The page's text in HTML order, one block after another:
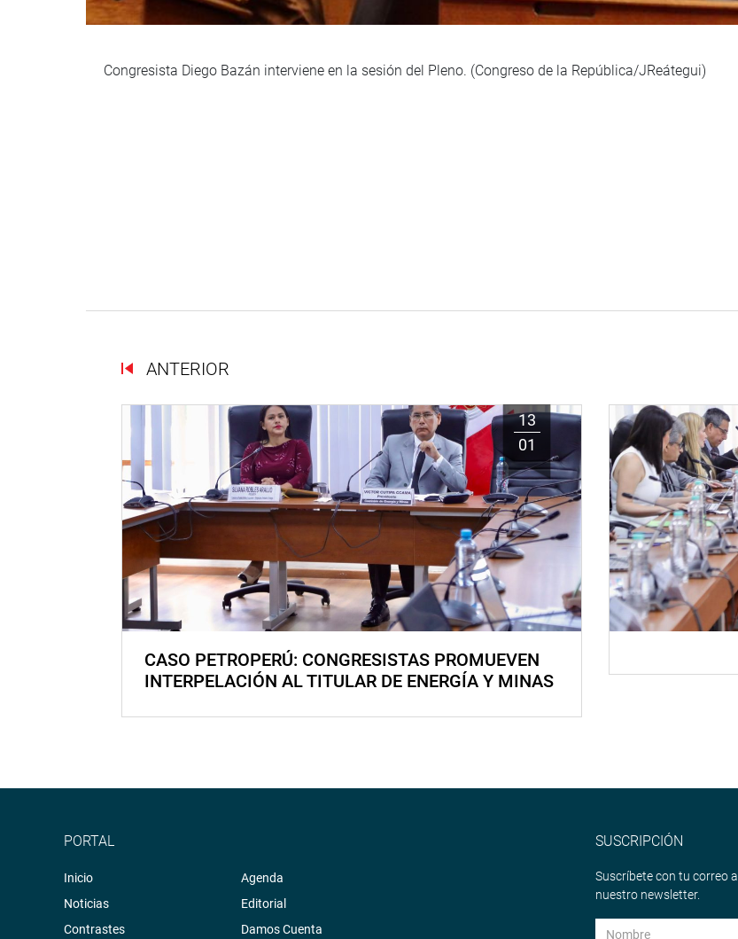
Congresista Diego Bazán interviene en la sesión del Pleno. (Congreso de la República/JReátegui)
ANTERIOR
13
01
CASO PETROPERÚ: CONGRESISTAS PROMUEVEN
INTERPELACIÓN AL TITULAR DE ENERGÍA Y MINAS
PORTAL
Inicio
Noticias
Contrastes
Agenda
Editorial
Damos Cuenta
SUSCRIPCIÓN
Suscríbete con tu correo a
nuestro newsletter.